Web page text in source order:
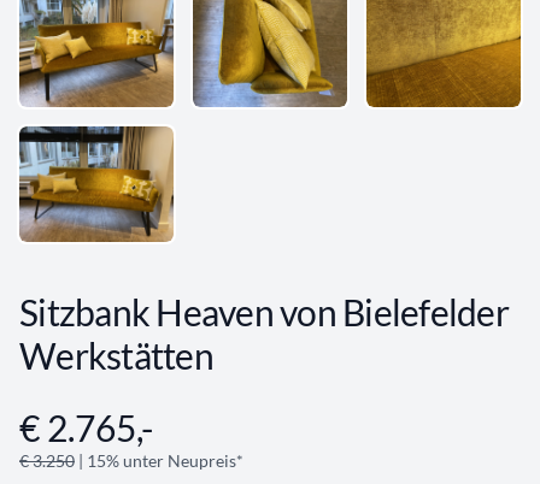
Sitzbank Heaven von Bielefelder
Werkstätten
Angebotsinformationen
€ 2.765,-
€ 3.250 | 15% unter Neupreis*